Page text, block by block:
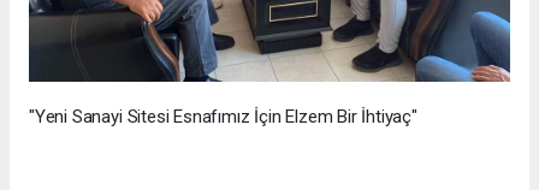
"Yeni Sanayi Sitesi Esnafımız İçin Elzem Bir İhtiyaç"